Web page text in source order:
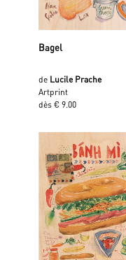
Bagel
de Lucile Prache
Artprint
dès € 9.00